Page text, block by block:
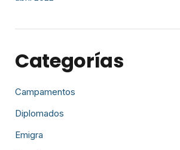
Categorías
Campamentos
Diplomados
Emigra